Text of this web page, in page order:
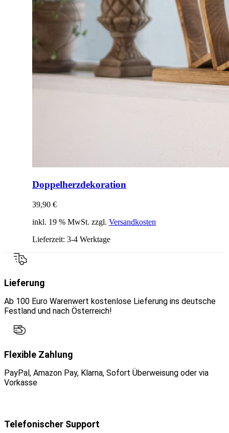
Doppelherzdekoration
39,90 €
inkl. 19 % MwSt. zzgl. Versandkosten
Lieferzeit: 3-4 Werktage
Lieferung
Ab 100 Euro Warenwert kostenlose Lieferung ins deutsche
Festland und nach Österreich!
Flexible Zahlung
PayPal, Amazon Pay, Klarna, Sofort Überweisung oder via
Vorkasse
Telefonischer Support